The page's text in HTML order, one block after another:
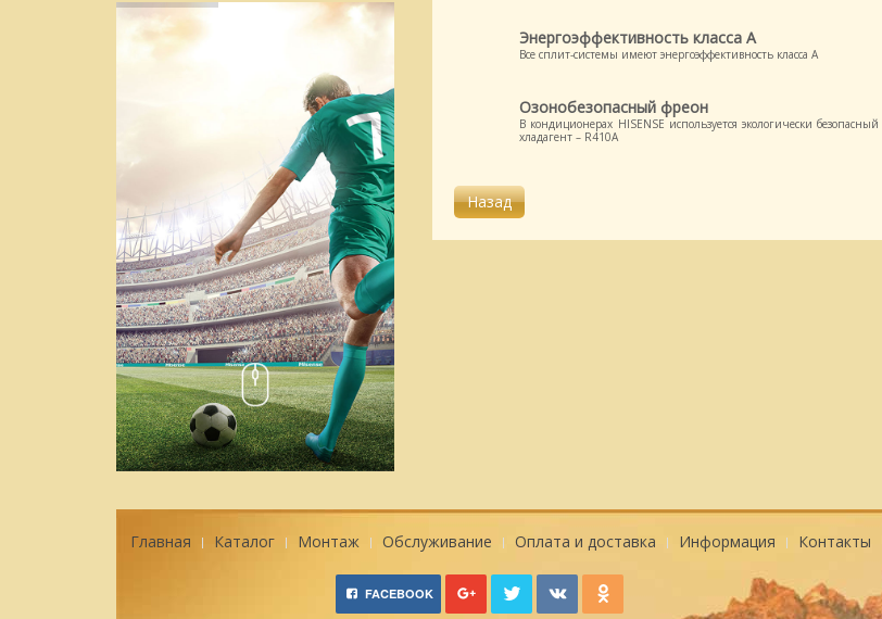
Энергоэффективность класса А
Все сплит-системы имеют энергоэффективность класса А
Озонобезопасный фреон
В кондиционерах HISENSE используется экологически безопасный
хладагент – R410A
Главная Каталог Монтаж Обслуживание Оплата и доставка Информация Контакты
FACEBOOK